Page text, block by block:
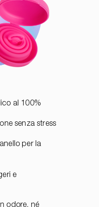
al 100%
senza stress
per la
e
odore, né